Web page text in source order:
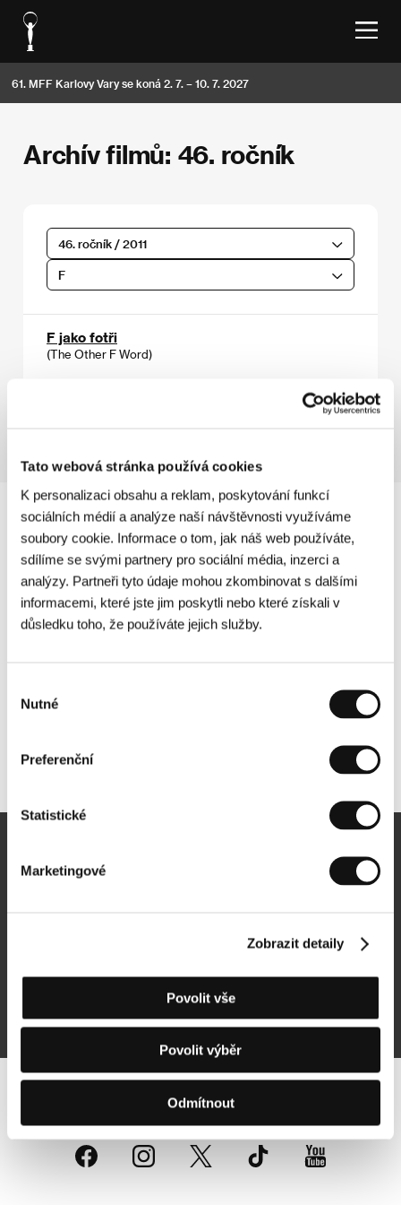
Tato webová stránka používá cookies
K personalizaci obsahu a reklam, poskytování funkcí
sociálních médií a analýze naší návštěvnosti využíváme
soubory cookie. Informace o tom, jak náš web používáte,
sdílíme se svými partnery pro sociální média, inzerci a
analýzy. Partneři tyto údaje mohou zkombinovat s dalšími
informacemi, které jste jim poskytli nebo které získali v
důsledku toho, že používáte jejich služby.
souhlasu
Nutné
Preferenční
Statistické
Marketingové
Zobrazit detaily
Povolit vše
Povolit výběr
Odmítnout
61. MFF Karlovy Vary se koná 2. 7. – 10. 7. 2027
Archív filmů: 46. ročník
46. ročník / 2011
F
F jako fotři
(The Other F Word)
Sledujte nás na síti: